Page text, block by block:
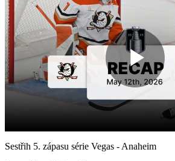
Sestřih 5. zápasu série Vegas - Anaheim